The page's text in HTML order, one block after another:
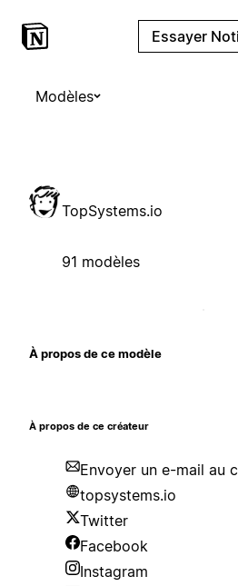
Essayer
Modèles
TopSystems.io
91 modèles
À propos de ce modèle
À propos de ce créateur
Envoyer un e-mail au
topsystems.io
Twitter
Facebook
Instagram